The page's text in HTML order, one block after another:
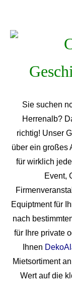
Sie suchen
Herrenalb?
richtig! Unser
über ein großes
für wirklich
Event,
Equiptment für
nach
für Ihre private
Ihnen
Mietsortiment
Wert auf die